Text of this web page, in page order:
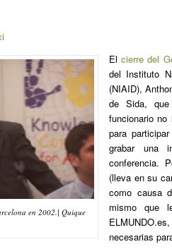
en 2002.| Quique
Elcierre del
del Instituto
(NIAID),
de Sida,
funcionario
para
grabar una
conferencia.
(lleva en su
como causa
mismo que
necesarias